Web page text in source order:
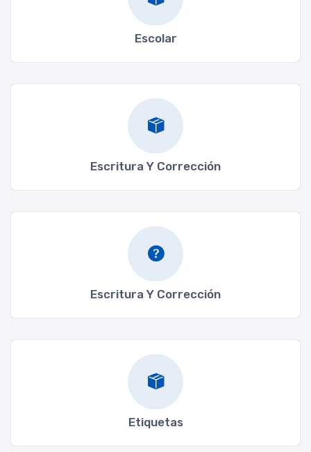
Escolar
Escritura Y Corrección
Escritura Y Corrección
Etiquetas